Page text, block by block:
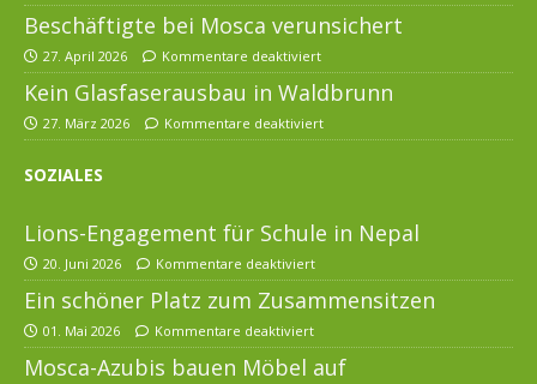
Beschäftigte bei Mosca verunsichert
27. April 2026 Kommentare deaktiviert
Kein Glasfaserausbau in Waldbrunn
27. März 2026 Kommentare deaktiviert
SOZIALES
Lions-Engagement für Schule in Nepal
20. Juni 2026 Kommentare deaktiviert
Ein schöner Platz zum Zusammensitzen
01. Mai 2026 Kommentare deaktiviert
Mosca-Azubis bauen Möbel auf